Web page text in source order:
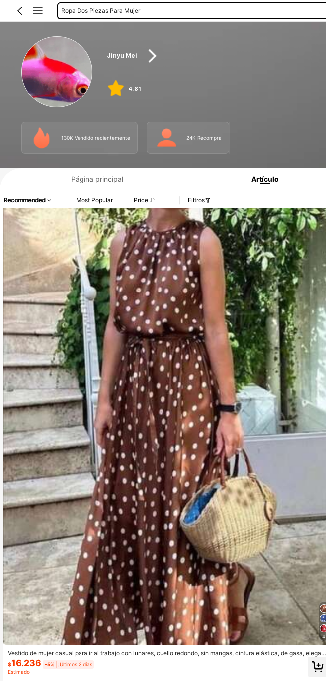
Faldas De Mujer
Jinyu Mei
4.81
130K Vendido recientemente 24K Recompra
Página principal Artículo
Recommended Most Popular Price Filtros
4
Vestido de mujer casual para ir al trabajo con lunares, cuello redondo, sin mangas, cintura elástica, de gasa, elegant
e, marrón, para el verano
$16.236 -5%
¡Últimos 3 días
Estimado